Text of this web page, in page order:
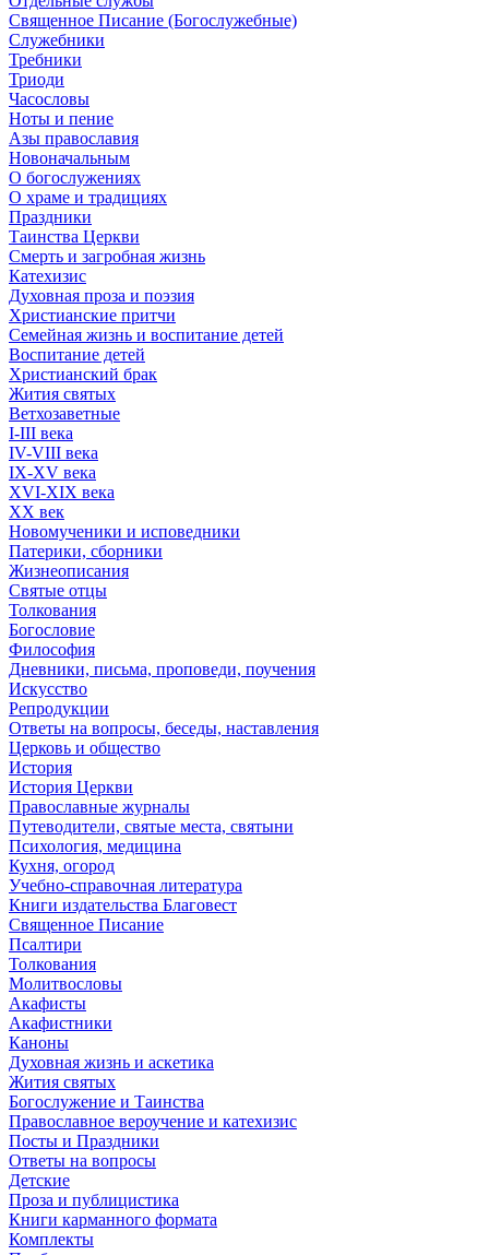
Священное Писание (Богослужебные)
Служебники
Требники
Триоди
Часословы
Ноты и пение
Азы православия
Новоначальным
О богослужениях
О храме и традициях
Праздники
Таинства Церкви
Смерть и загробная жизнь
Катехизис
Духовная проза и поэзия
Христианские притчи
Семейная жизнь и воспитание детей
Воспитание детей
Христианский брак
Жития святых
Ветхозаветные
I-III века
IV-VIII века
IX-XV века
XVI-XIX века
XX век
Новомученики и исповедники
Патерики, сборники
Жизнеописания
Святые отцы
Толкования
Богословие
Философия
Дневники, письма, проповеди, поучения
Искусство
Репродукции
Ответы на вопросы, беседы, наставления
Церковь и общество
История
История Церкви
Православные журналы
Путеводители, святые места, святыни
Психология, медицина
Кухня, огород
Учебно-справочная литература
Книги издательства Благовест
Священное Писание
Псалтири
Толкования
Молитвословы
Акафисты
Акафистники
Каноны
Духовная жизнь и аскетика
Жития святых
Богослужение и Таинства
Православное вероучение и катехизис
Посты и Праздники
Ответы на вопросы
Детские
Проза и публицистика
Книги карманного формата
Комплекты